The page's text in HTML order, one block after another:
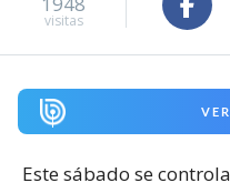
visitas
Este sábado se